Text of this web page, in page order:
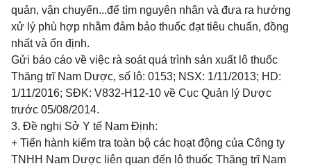
quản, vận chuyển...để tìm nguyên nhân và đưa ra hướng
xử lý phù hợp nhằm đảm bảo thuốc đạt tiêu chuẩn, đồng
nhất và ổn định.
Gửi báo cáo về việc rà soát quá trình sản xuất lô thuốc
Thăng trĩ Nam Dược, số lô: 0153; NSX: 1/11/2013; HD:
1/11/2016; SĐK: V832-H12-10 về Cục Quản lý Dược
trước 05/08/2014.
3. Đề nghị Sở Y tế Nam Định:
+ Tiến hành kiểm tra toàn bộ các hoạt động của Công ty
TNHH Nam Dược liên quan đến lô thuốc Thăng trĩ Nam